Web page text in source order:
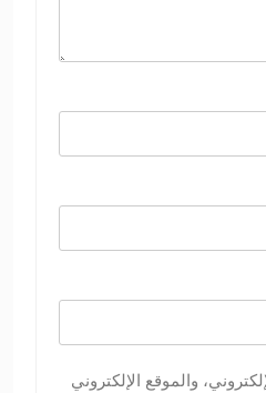
والموقع الإلكتروني